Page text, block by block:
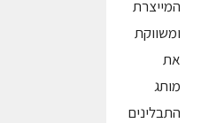
המייצרת
ומשווקת
את
מותג
התבלינים